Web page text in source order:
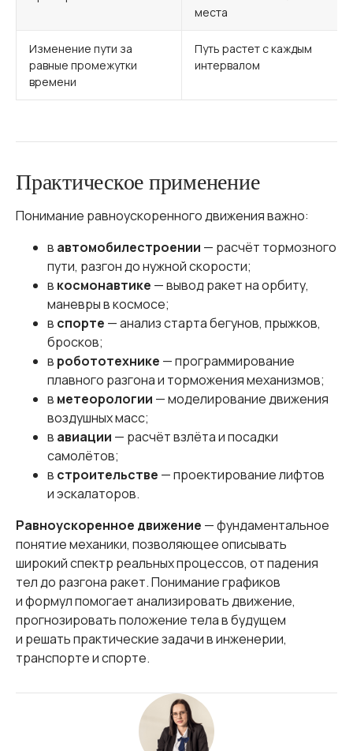
места
Изменение пути за
равные промежутки
времени
Путь растет с каждым
интервалом
Практическое применение
Понимание равноускоренного движения важно:
в автомобилестроении — расчёт тормозного
пути, разгон до нужной скорости;
в космонавтике — вывод ракет на орбиту,
маневры в космосе;
в спорте — анализ старта бегунов, прыжков,
бросков;
в робототехнике — программирование
плавного разгона и торможения механизмов;
в метеорологии — моделирование движения
воздушных масс;
в авиации — расчёт взлёта и посадки
самолётов;
в строительстве — проектирование лифтов
и эскалаторов.
Равноускоренное движение — фундаментальное
понятие механики, позволяющее описывать
широкий спектр реальных процессов, от падения
тел до разгона ракет. Понимание графиков
и формул помогает анализировать движение,
прогнозировать положение тела в будущем
и решать практические задачи в инженерии,
транспорте и спорте.